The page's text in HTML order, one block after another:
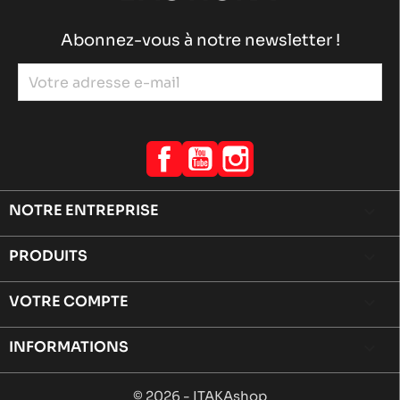
Abonnez-vous à notre newsletter !
Facebook
YouTube
NOTRE ENTREPRISE
PRODUITS
VOTRE COMPTE
INFORMATIONS
© 2026 - ITAKAshop